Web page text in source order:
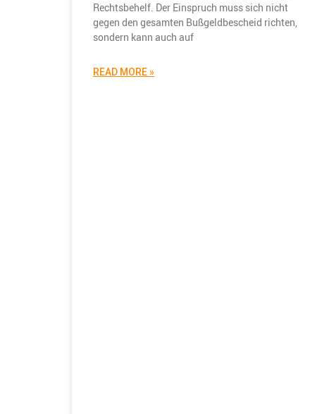
Rechtsbehelf. Der Einspruch muss sich nicht
gegen den gesamten Bußgeldbescheid richten,
sondern kann auch auf
READ MORE »